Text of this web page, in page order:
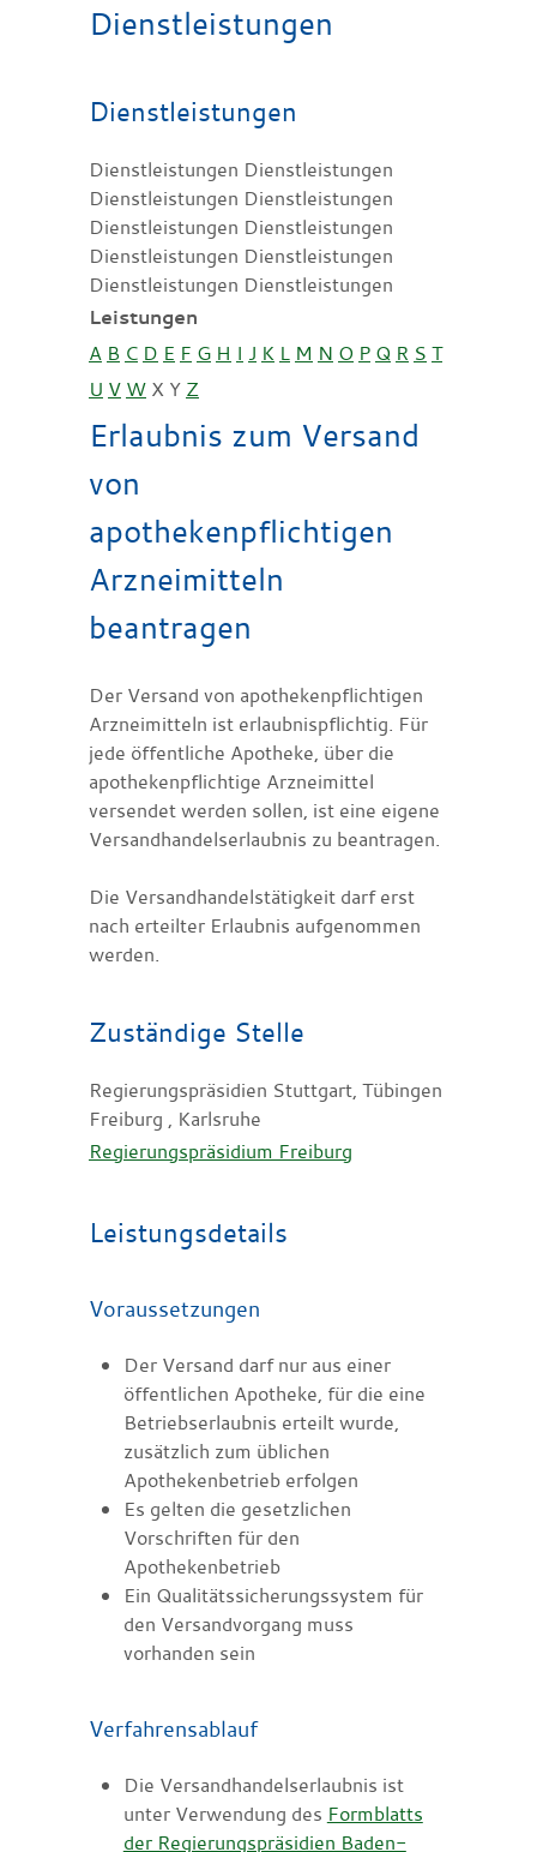
Dienstleistungen
Dienstleistungen
Dienstleistungen Dienstleistungen
Dienstleistungen Dienstleistungen
Dienstleistungen Dienstleistungen
Dienstleistungen Dienstleistungen
Dienstleistungen Dienstleistungen
Leistungen
A B C D E F G H I J K L M N O P Q R S T
U V W X Y Z
Erlaubnis zum Versand
von
apothekenpflichtigen
Arzneimitteln
beantragen
Der Versand von apothekenpflichtigen
Arzneimitteln ist erlaubnispflichtig. Für
jede öffentliche Apotheke, über die
apothekenpflichtige Arzneimittel
versendet werden sollen, ist eine eigene
Versandhandelserlaubnis zu beantragen.
Die Versandhandelstätigkeit darf erst
nach erteilter Erlaubnis aufgenommen
werden.
Zuständige Stelle
Regierungspräsidien Stuttgart, Tübingen
Freiburg , Karlsruhe
Regierungspräsidium Freiburg
Leistungsdetails
Voraussetzungen
Der Versand darf nur aus einer
öffentlichen Apotheke, für die eine
Betriebserlaubnis erteilt wurde,
zusätzlich zum üblichen
Apothekenbetrieb erfolgen
Es gelten die gesetzlichen
Vorschriften für den
Apothekenbetrieb
Ein Qualitätssicherungssystem für
den Versandvorgang muss
vorhanden sein
Verfahrensablauf
Die Versandhandelserlaubnis ist
unter Verwendung des Formblatts
der Regierungspräsidien Baden-